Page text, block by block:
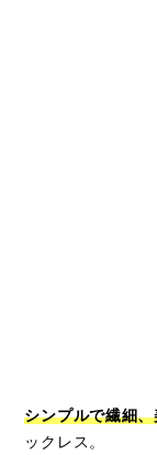
シンプルで繊細
ックレス。